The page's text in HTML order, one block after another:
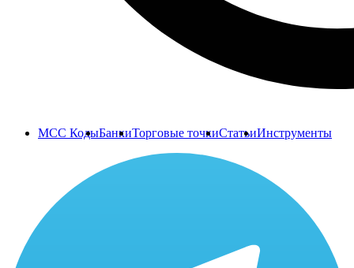
MCC КодыБанкиТорговые точкиСтатьиИнструменты